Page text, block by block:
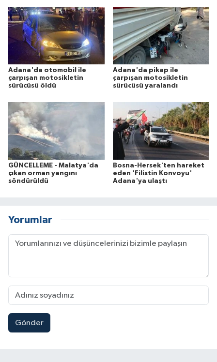
Adana'da otomobil ile
çarpışan motosikletin
sürücüsü öldü
Adana'da pikap ile
çarpışan motosikletin
sürücüsü yaralandı
GÜNCELLEME - Malatya'da
çıkan orman yangını
söndürüldü
Bosna-Hersek'ten hareket
eden 'Filistin Konvoyu'
Adana'ya ulaştı
Yorumlar
Gönder